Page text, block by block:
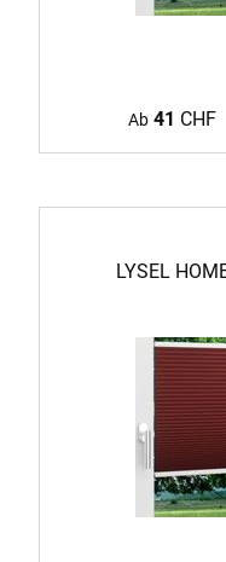
Ab 41 CHF
LYSEL